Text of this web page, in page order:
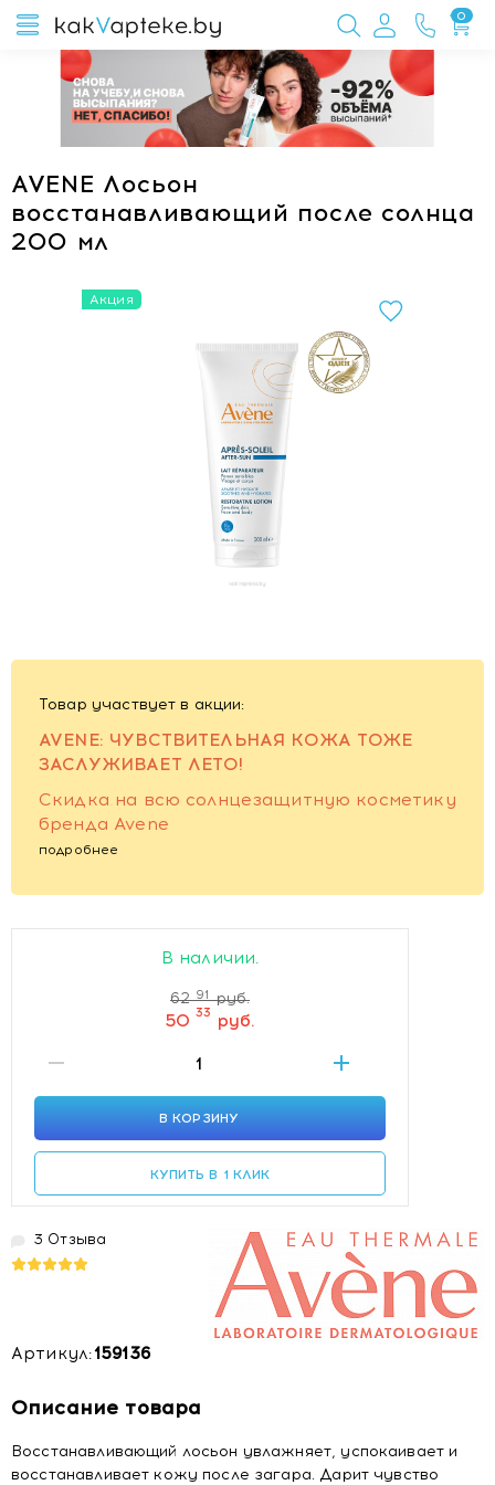
0
AVENE Лосьон
восстанавливающий после солнца
200 мл
Акция
Товар участвует в акции:
AVENE: ЧУВСТВИТЕЛЬНАЯ КОЖА ТОЖЕ
ЗАСЛУЖИВАЕТ ЛЕТО!
Скидка на всю солнцезащитную косметику
бренда Avene
подробнее
В наличии.
62 91 руб.
50 33 руб.
В КОРЗИНУ
КУПИТЬ В 1 КЛИК
3 Отзыва
Артикул:159136
Описание товара
Восстанавливающий лосьон увлажняет, успокаивает и
восстанавливает кожу после загара. Дарит чувство